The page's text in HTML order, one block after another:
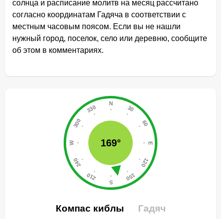
солнца и расписание молитв на месяц рассчитано
согласно координатам Гадяча в соответствии с
местным часовым поясом. Если вы не нашли
нужный город, поселок, село или деревню, сообщите
об этом в комментариях.
169°
Компас киблы Гадяч